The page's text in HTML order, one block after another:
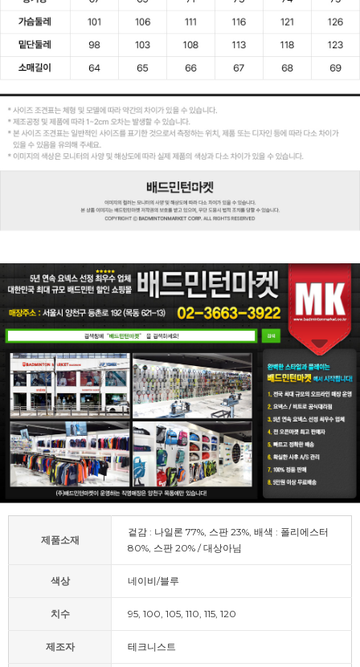
제품소재
겉감 : 나일론 77%, 스판 23%, 배색 : 폴리에스터
80%, 스판 20% / 대상아님
색상 네이비/블루
치수 95, 100, 105, 110, 115, 120
제조자 테크니스트